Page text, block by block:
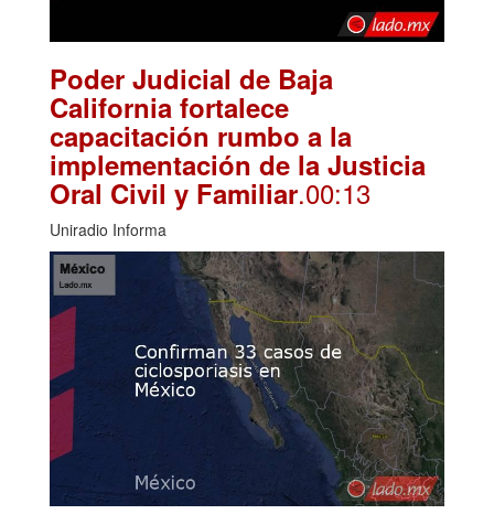
Poder Judicial de Baja
California fortalece
capacitación rumbo a la
implementación de la Justicia
Oral Civil y Familiar.00:13
Uniradio Informa